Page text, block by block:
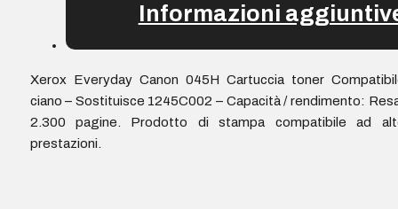
Informazioni
Xerox Everyday Canon 045H Cartuccia toner
ciano – Sostituisce 1245C002 – Capacità / rendimento:
2.300 pagine. Prodotto di stampa compatibile ad
prestazioni.